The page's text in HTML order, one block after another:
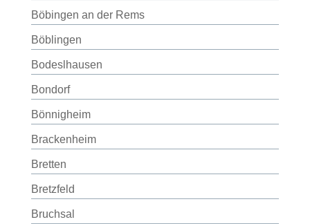
Böbingen an der Rems
Böblingen
Bodeslhausen
Bondorf
Bönnigheim
Brackenheim
Bretten
Bretzfeld
Bruchsal